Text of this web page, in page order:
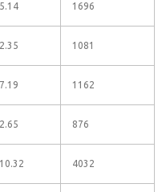
1696
1081
1162
876
4032